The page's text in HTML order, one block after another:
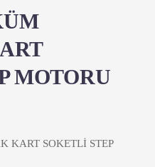
MOTORU
KART SOKETLİ STEP